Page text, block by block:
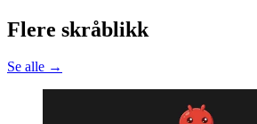
Flere skråblikk
Se alle →